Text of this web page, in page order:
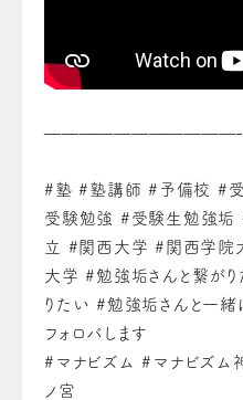
———————————-
#塾 #塾講師 #予備校 #
受験勉強 #受験生勉強
立 #関西大学 #関西学院
大学 #勉強垢さんと繋が
りたい #勉強垢さんと一
フォロバします
#マナビズム #マナビズ
ノ宮